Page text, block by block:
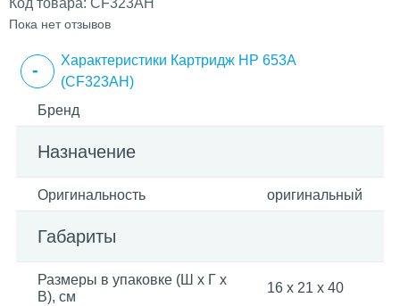
Код товара: CF323AH
Пока нет отзывов
Характеристики Картридж HP 653A
(CF323AH)
Бренд
Назначение
Оригинальность оригинальный
Габариты
Размеры в упаковке (Ш x Г x
В), см
16 x 21 x 40